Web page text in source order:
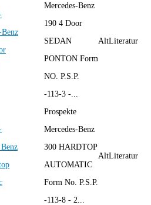
Benz
Mercedes-Benz
190 4 Door
SEDAN
PONTON Form
NO. P.S.P.
-113-3 -...
AltLiteratur
Prospekte
Mercedes-Benz
300 HARDTOP
AUTOMATIC
Form No. P.S.P.
-113-8 - 2...
AltLiteratur